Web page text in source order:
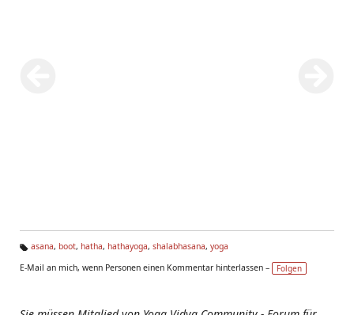
g
asana, boot, hatha, hathayoga, shalabhasana, yoga
E-Mail an mich, wenn Personen einen Kommentar hinterlassen –
Folgen